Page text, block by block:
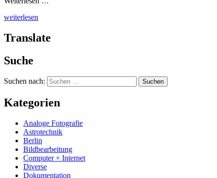
weiterlesen
Translate
Suche
Suchen nach:
Kategorien
Analoge Fotografie
Astrotechnik
Berlin
Bildbearbeitung
Computer + Internet
Diverse
Dokumentation